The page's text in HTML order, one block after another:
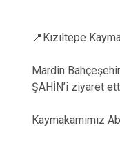
📍Kızıltepe
Mardin
ŞAHİN’i ziyaret
Kaymakamımız